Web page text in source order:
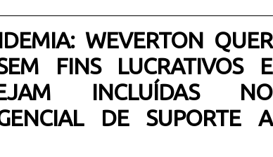
WEVERTON QUER
FINS LUCRATIVOS E
INCLUÍDAS NO
DE SUPORTE A